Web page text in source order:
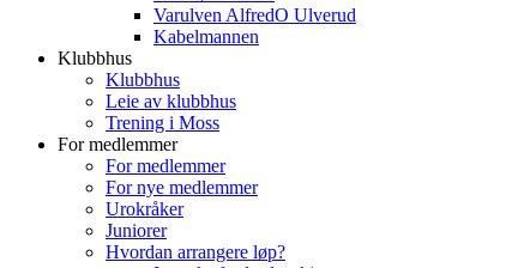
Varulven AlfredO Ulverud
Kabelmannen
Klubbhus
Klubbhus
Leie av klubbhus
Trening i Moss
For medlemmer
For medlemmer
For nye medlemmer
Urokråker
Juniorer
Hvordan arrangere løp?